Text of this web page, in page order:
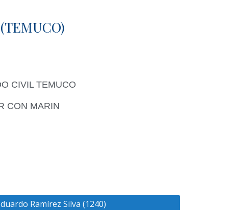
CIVIL TEMUCO
CON MARIN
Ramírez Silva (1240)